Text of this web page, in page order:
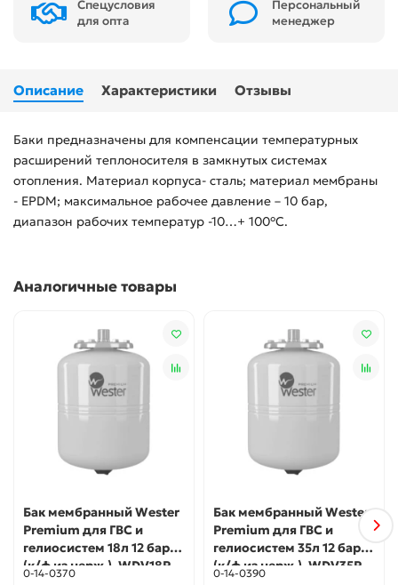
Спецусловия
для опта
Персональный
менеджер
Описание Характеристики Отзывы
Баки предназначены для компенсации температурных
расширений теплоносителя в замкнутых системах
отопления. Материал корпуса- сталь; материал мембраны
- EPDM; максимальное рабочее давление – 10 бар,
диапазон рабочих температур -10…+ 100°С.
Аналогичные товары
Бак мембранный Wester
Premium для ГВС и
гелиосистем 18л 12 бар
(к/ф из нерж.), WDV18P
0-14-0370
Бак мембранный Wester
Premium для ГВС и
гелиосистем 35л 12 бар
(к/ф из нерж.), WDV35P
0-14-0390